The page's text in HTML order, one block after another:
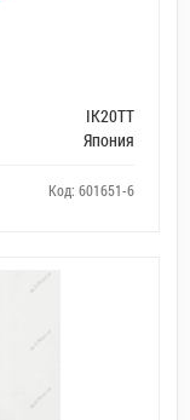
IK20TT
Япония
Код: 601651-6